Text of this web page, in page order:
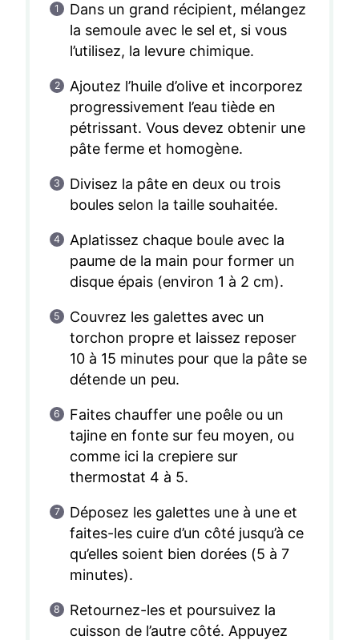
Dans un grand récipient, mélangez
la semoule avec le sel et, si vous
l’utilisez, la levure chimique.
Ajoutez l’huile d’olive et incorporez
progressivement l’eau tiède en
pétrissant. Vous devez obtenir une
pâte ferme et homogène.
Divisez la pâte en deux ou trois
boules selon la taille souhaitée.
Aplatissez chaque boule avec la
paume de la main pour former un
disque épais (environ 1 à 2 cm).
Couvrez les galettes avec un
torchon propre et laissez reposer
10 à 15 minutes pour que la pâte se
détende un peu.
Faites chauffer une poêle ou un
tajine en fonte sur feu moyen, ou
comme ici la crepiere sur
thermostat 4 à 5.
Déposez les galettes une à une et
faites-les cuire d’un côté jusqu’à ce
qu’elles soient bien dorées (5 à 7
minutes).
Retournez-les et poursuivez la
cuisson de l’autre côté. Appuyez